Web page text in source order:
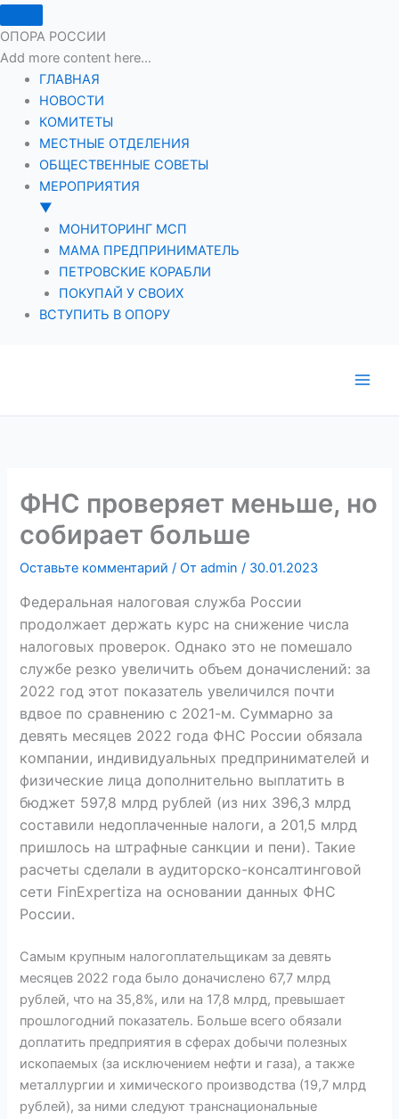
ОПОРА РОССИИ
Add more content here...
ГЛАВНАЯ
НОВОСТИ
КОМИТЕТЫ
МЕСТНЫЕ ОТДЕЛЕНИЯ
ОБЩЕСТВЕННЫЕ СОВЕТЫ
МЕРОПРИЯТИЯ
▼
МОНИТОРИНГ МСП
МАМА ПРЕДПРИНИМАТЕЛЬ
ПЕТРОВСКИЕ КОРАБЛИ
ПОКУПАЙ У СВОИХ
ВСТУПИТЬ В ОПОРУ
ФНС проверяет меньше, но
собирает больше
Оставьте комментарий / Отadmin/ 30.01.2023
Федеральная налоговая служба России
продолжает держать курс на снижение числа
налоговых проверок. Однако это не помешало
службе резко увеличить объем доначислений: за
2022 год этот показатель увеличился почти
вдвое по сравнению с 2021-м. Суммарно за
девять месяцев 2022 года ФНС России обязала
компании, индивидуальных предпринимателей и
физические лица дополнительно выплатить в
бюджет 597,8 млрд рублей (из них 396,3 млрд
составили недоплаченные налоги, а 201,5 млрд
пришлось на штрафные санкции и пени). Такие
расчеты сделали в аудиторско-консалтинговой
сети FinExpertiza на основании данных ФНС
России.
Самым крупным налогоплательщикам за девять
месяцев 2022 года было доначислено 67,7 млрд
рублей, что на 35,8%, или на 17,8 млрд, превышает
прошлогодний показатель. Больше всего обязали
доплатить предприятия в сферах добычи полезных
ископаемых (за исключением нефти и газа), а также
металлургии и химического производства (19,7 млрд
рублей), за ними следуют транснациональные